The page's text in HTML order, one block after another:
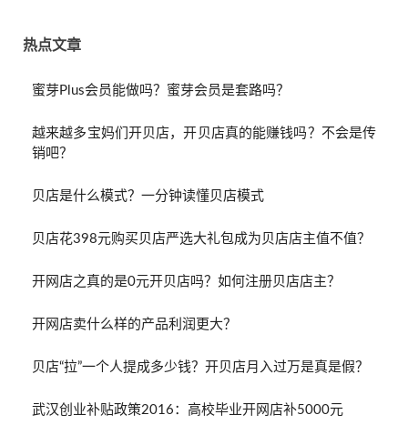
热点文章
蜜芽Plus会员能做吗？蜜芽会员是套路吗？
越来越多宝妈们开贝店，开贝店真的能赚钱吗？不会是传
销吧？
贝店是什么模式？一分钟读懂贝店模式
贝店花398元购买贝店严选大礼包成为贝店店主值不值？
开网店之真的是0元开贝店吗？如何注册贝店店主？
开网店卖什么样的产品利润更大？
贝店“拉”一个人提成多少钱？开贝店月入过万是真是假？
武汉创业补贴政策2016：高校毕业开网店补5000元